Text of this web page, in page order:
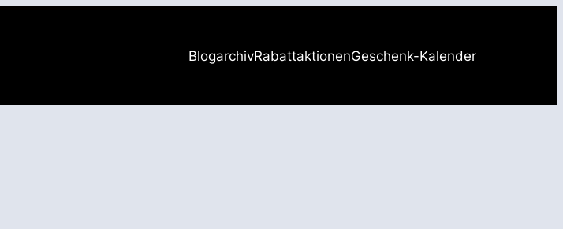
BlogarchivRabattaktionenGeschenk-Kalender